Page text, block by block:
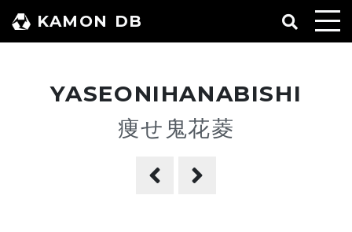
ン
KAMON DB
YASEONIHANABISHI
痩せ鬼花菱